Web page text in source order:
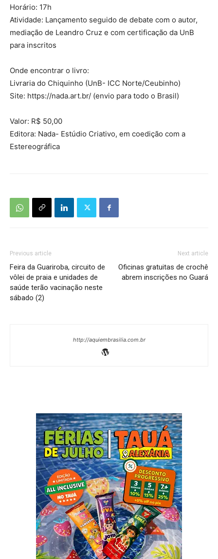
Horário: 17h
Atividade: Lançamento seguido de debate com o autor,
mediação de Leandro Cruz e com certificação da UnB
para inscritos
Onde encontrar o livro:
Livraria do Chiquinho (UnB- ICC Norte/Ceubinho)
Site: https://nada.art.br/ (envio para todo o Brasil)
Valor: R$ 50,00
Editora: Nada- Estúdio Criativo, em coedição com a
Estereográfica
Previous article
Feira da Guariroba, circuito de
vôlei de praia e unidades de
saúde terão vacinação neste
sábado (2)
Next article
Oficinas gratuitas de crochê
abrem inscrições no Guará
http://aquiembrasilia.com.br